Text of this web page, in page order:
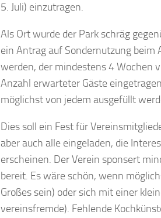
5. Juli) einzutragen.
Als Ort wurde der Park schräg
ein Antrag auf Sondernutzung
werden, der mindestens 4 Wochen
Anzahl erwarteter Gäste
möglichst von jedem ausgefüllt
Dies soll ein Fest für
aber auch alle eingeladen, die
erscheinen. Der Verein sponsert
bereit. Es wäre schön, wenn
Großes sein) oder sich mit einer
vereinsfremde). Fehlende